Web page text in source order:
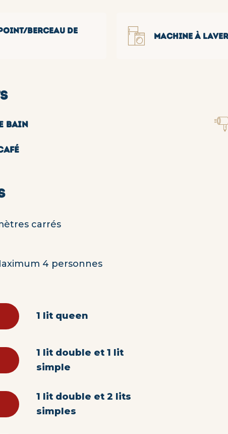
BERCEAU DE
MACHINE À LAVER
BAIN
carrés
4 personnes
1 lit queen
1 lit double et 1 lit
simple
1 lit double et 2 lits
simples